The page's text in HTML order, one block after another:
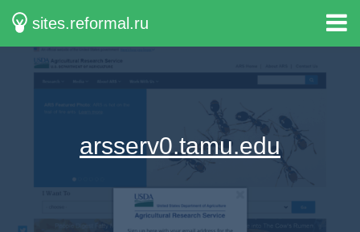
sites.reformal.ru
arsserv0.tamu.edu